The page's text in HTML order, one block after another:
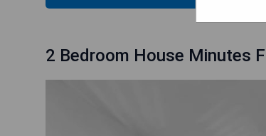
2 Bedroom House Minutes